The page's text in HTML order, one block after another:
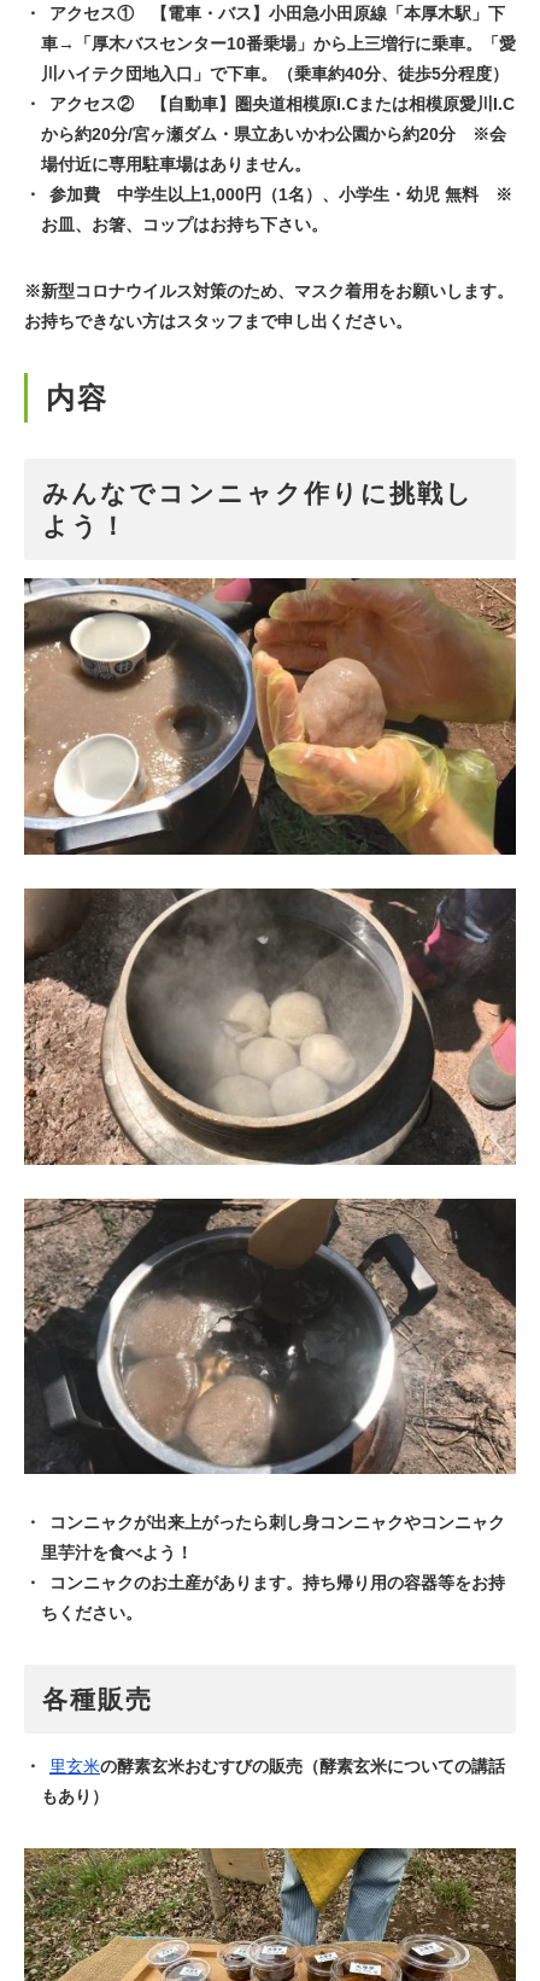
アクセス① 【電車・バス】小田急小田原線「本厚木駅」下
車→「厚木バスセンター10番乗場」から上三増行に乗車。「愛
川ハイテク団地入口」で下車。（乗車約40分、徒歩5分程度）
アクセス② 【自動車】圏央道相模原I.Cまたは相模原愛川I.C
から約20分/宮ヶ瀬ダム・県立あいかわ公園から約20分 ※会
場付近に専用駐車場はありません。
参加費 中学生以上1,000円（1名）、小学生・幼児 無料 ※
お皿、お箸、コップはお持ち下さい。
※新型コロナウイルス対策のため、マスク着用をお願いします。
お持ちできない方はスタッフまで申し出ください。
内容
みんなでコンニャク作りに挑戦し
よう！
コンニャクが出来上がったら刺し身コンニャクやコンニャク
里芋汁を食べよう！
コンニャクのお土産があります。持ち帰り用の容器等をお持
ちください。
各種販売
里玄米の酵素玄米おむすびの販売（酵素玄米についての講話
もあり）